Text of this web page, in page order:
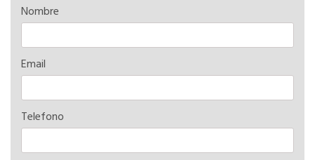
Nombre
Email
Telefono